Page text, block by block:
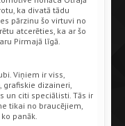
ka divatā tādu
pārzinu šo virtuvi no
atcerēties, ka ar šo
Pirmajā līgā.
Viņiem ir viss,
dizaineri,
un citi speciālisti. Tās ir
tikai no braucējiem,
panāk.